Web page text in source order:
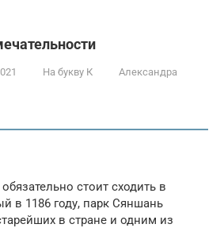
На букву К
Александра
стоит сходить в
в 1186 году, парк Сяншань
в стране и одним из